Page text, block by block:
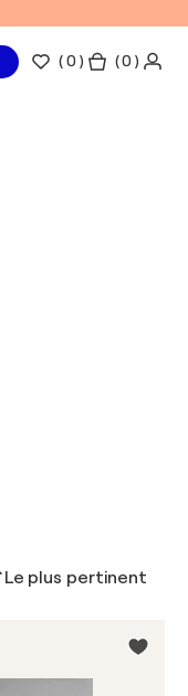
(0 ) ( 0 )
Le plus pertinent